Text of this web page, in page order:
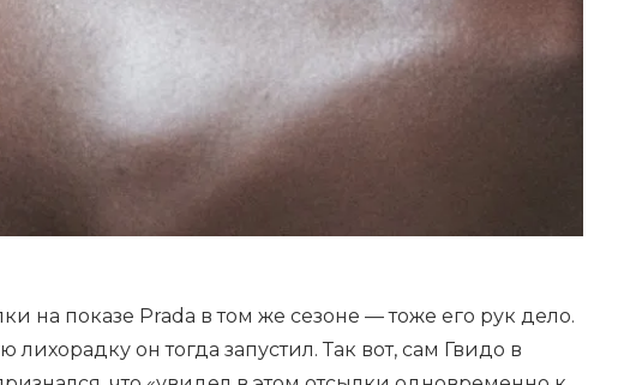
на показе Prada в том же сезоне — тоже его рук дело.
он тогда запустил. Так вот, сам Гвидо в